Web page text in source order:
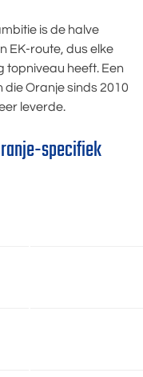
is de halve
EK-route, dus elke
topniveau heeft. Een
die Oranje sinds 2010
leverde.
specifiek